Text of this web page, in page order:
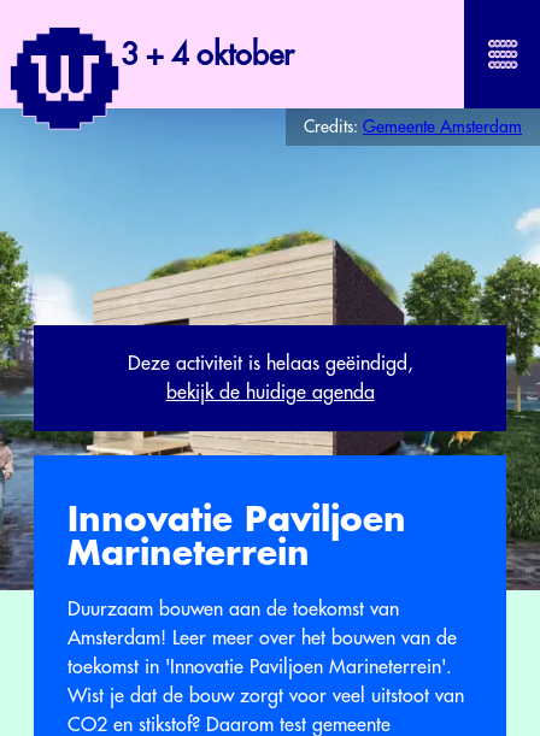
3 + 4 oktober
Credits: Gemeente Amsterdam
Deze activiteit is helaas geëindigd,
bekijk de huidige agenda
Innovatie Paviljoen
Marineterrein
Duurzaam bouwen aan de toekomst van
Amsterdam! Leer meer over het bouwen van de
toekomst in 'Innovatie Paviljoen Marineterrein'.
Wist je dat de bouw zorgt voor veel uitstoot van
CO2 en stikstof? Daarom test gemeente